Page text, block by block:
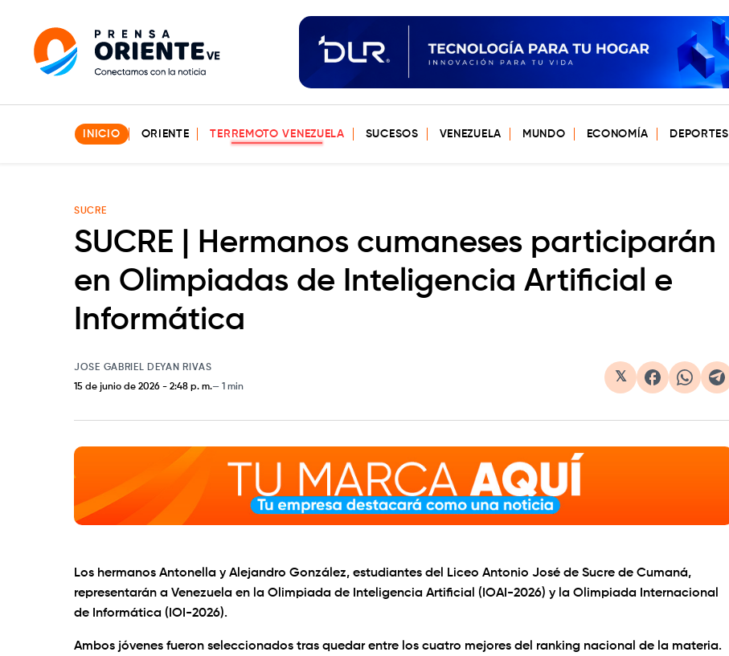
INICIO ORIENTE TERREMOTO VENEZUELA SUCESOS VENEZUELA MUNDO ECONOMÍA DEPORTES
SUCRE
SUCRE | Hermanos cumaneses participarán
en Olimpiadas de Inteligencia Artificial e
Informática
JOSE GABRIEL DEYAN RIVAS
15 de junio de 2026 - 2:48 p. m. 1 min
𝕏
Los hermanos Antonella y Alejandro González, estudiantes del Liceo Antonio José de Sucre de Cumaná,
representarán a Venezuela en la Olimpiada de Inteligencia Artificial (IOAI-2026) y la Olimpiada Internacional
de Informática (IOI-2026).
Ambos jóvenes fueron seleccionados tras quedar entre los cuatro mejores del ranking nacional de la materia.